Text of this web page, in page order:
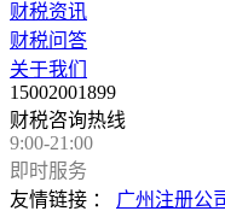
财税资讯
财税问答
关于我们
15002001899
财税咨询热线
9:00-21:00
即时服务
友情链接 ：
广州注册公